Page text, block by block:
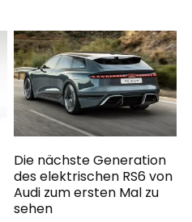
Die nächste Generation
des elektrischen RS6 von
Audi zum ersten Mal zu
sehen